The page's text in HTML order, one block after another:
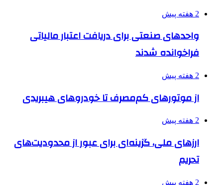
2 هفته پیش
واحدهای صنعتی برای دریافت اعتبار مالیاتی
فراخوانده شدند
2 هفته پیش
از موتورهای کم‌مصرف تا خودروهای هیبریدی
2 هفته پیش
ارزهای ملی، گزینه‌ای برای عبور از محدودیت‌های
تحریم
2 هفته پیش